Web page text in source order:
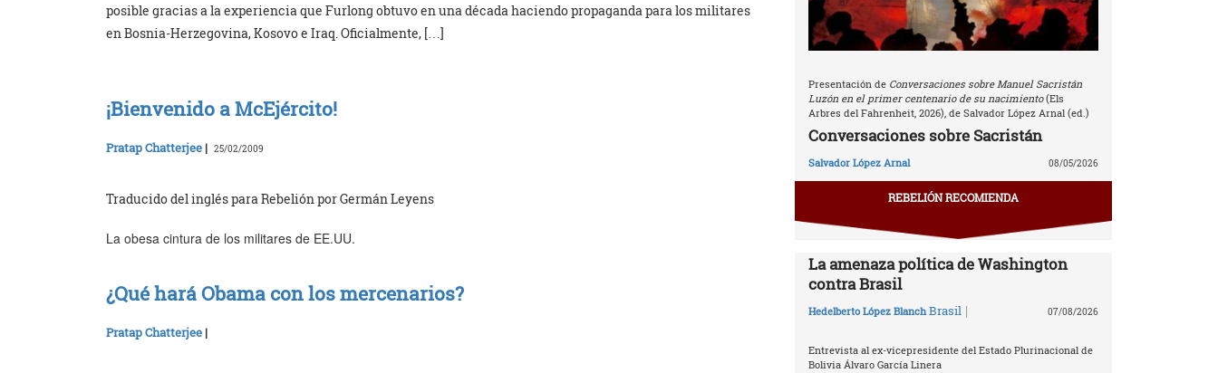
posible gracias a la experiencia que Furlong obtuvo en una década haciendo propaganda para los militares
en Bosnia-Herzegovina, Kosovo e Iraq. Oficialmente, […]
¡Bienvenido a McEjército!
Pratap Chatterjee | 25/02/2009
Traducido del inglés para Rebelión por Germán Leyens
La obesa cintura de los militares de EE.UU.
¿Qué hará Obama con los mercenarios?
Pratap Chatterjee |
Presentación de Conversaciones sobre Manuel Sacristán
Luzón en el primer centenario de su nacimiento(Els
Arbres del Fahrenheit, 2026), de Salvador López Arnal (ed.)
Conversaciones sobre Sacristán
Salvador López Arnal 08/05/2026
REBELIÓN RECOMIENDA
La amenaza política de Washington
contra Brasil
Hedelberto López Blanch Brasil | 07/08/2026
Entrevista al ex-vicepresidente del Estado Plurinacional de
Bolivia Álvaro García Linera